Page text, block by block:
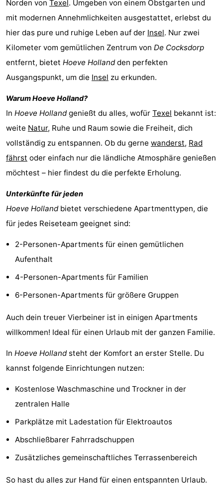
en
Zee
De
Vlijt
-
Hoeve
Holland
-
Land
en
Zeezicht
-
Strandhuys
-
Strandplevier
Campingplätze
Ferienhäuser
-
't
Eibernest
-
't
Hoogelandt
-
Beach
Texel
De
Krim
EuroParcs
Texel
Sluftervallei
Strandhuys
-
Villapark
Residentie
-
Villapark
Vogelmient
Hotels
(mit
Frühstück)
Lastminutes
Strand
Sehen
Norden von Texel. Umgeben von einem Obstgarten und
mit modernen Annehmlichkeiten ausgestattet, erlebst du
hier das pure und ruhige Leben auf der Insel. Nur zwei
Kilometer vom gemütlichen Zentrum von De Cocksdorp
entfernt, bietet Hoeve Hollandden perfekten
Ausgangspunkt, um die Insel zu erkunden.
WarumHoeve Holland?
In Hoeve Hollandgenießt du alles, wofür Texel bekannt ist:
weite Natur, Ruhe und Raum sowie die Freiheit, dich
vollständig zu entspannen. Ob du gerne wanderst, Rad
fährst oder einfach nur die ländliche Atmosphäre genießen
möchtest – hier findest du die perfekte Erholung.
Unterkünfte für jeden
Hoeve Hollandbietet verschiedene Apartmenttypen, die
für jedes Reiseteam geeignet sind:
2-Personen-Apartments für einen gemütlichen
Aufenthalt
4-Personen-Apartments für Familien
6-Personen-Apartments für größere Gruppen
Auch dein treuer Vierbeiner ist in einigen Apartments
willkommen! Ideal für einen Urlaub mit der ganzen Familie.
In Hoeve Hollandsteht der Komfort an erster Stelle. Du
kannst folgende Einrichtungen nutzen:
Kostenlose Waschmaschine und Trockner in der
zentralen Halle
Parkplätze mit Ladestation für Elektroautos
Abschließbarer Fahrradschuppen
Zusätzliches gemeinschaftliches Terrassenbereich
So hast du alles zur Hand für einen entspannten Urlaub.